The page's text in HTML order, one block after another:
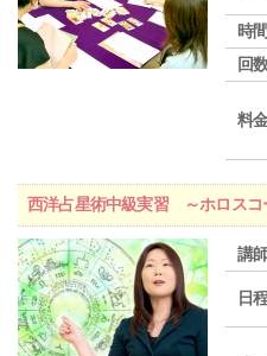
時間
回
料
西洋占星術中級実習 ～ホロスコ
講
日